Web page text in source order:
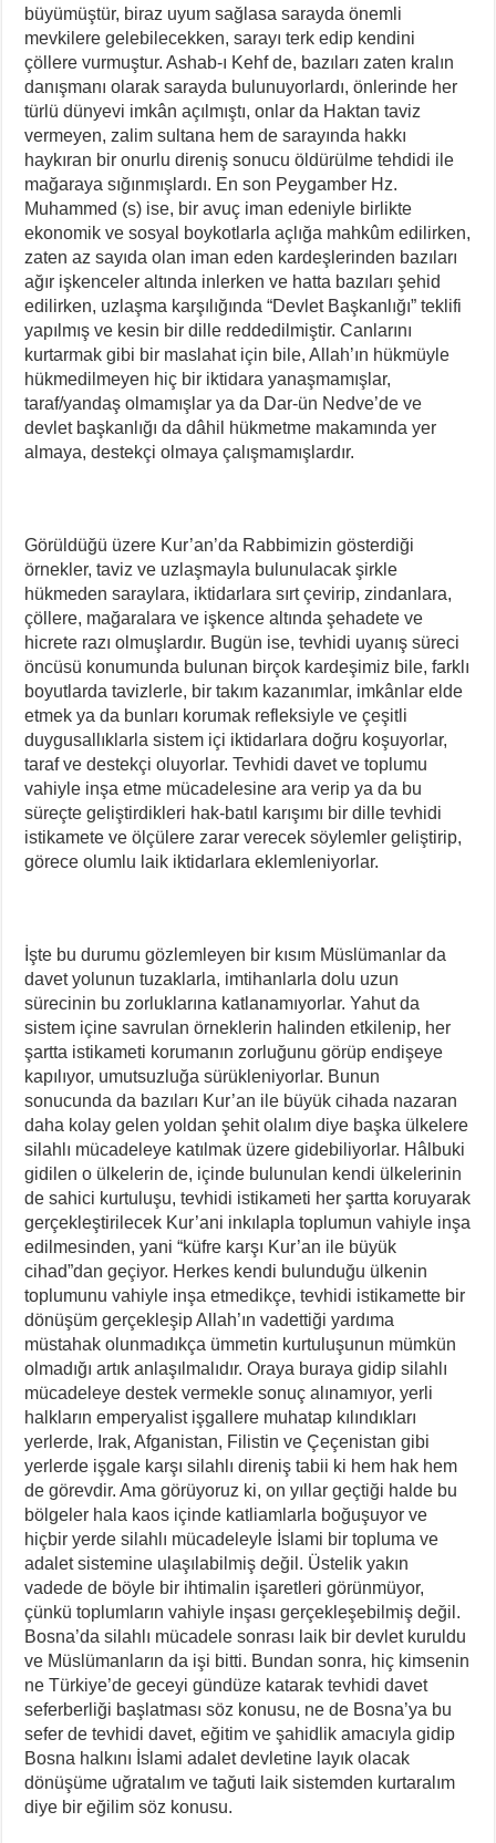
büyümüştür, biraz uyum sağlasa sarayda önemli
mevkilere gelebilecekken, sarayı terk edip kendini
çöllere vurmuştur. Ashab-ı Kehf de, bazıları zaten kralın
danışmanı olarak sarayda bulunuyorlardı, önlerinde her
türlü dünyevi imkân açılmıştı, onlar da Haktan taviz
vermeyen, zalim sultana hem de sarayında hakkı
haykıran bir onurlu direniş sonucu öldürülme tehdidi ile
mağaraya sığınmışlardı. En son Peygamber Hz.
Muhammed (s) ise, bir avuç iman edeniyle birlikte
ekonomik ve sosyal boykotlarla açlığa mahkûm edilirken,
zaten az sayıda olan iman eden kardeşlerinden bazıları
ağır işkenceler altında inlerken ve hatta bazıları şehid
edilirken, uzlaşma karşılığında “Devlet Başkanlığı” teklifi
yapılmış ve kesin bir dille reddedilmiştir. Canlarını
kurtarmak gibi bir maslahat için bile, Allah’ın hükmüyle
hükmedilmeyen hiç bir iktidara yanaşmamışlar,
taraf/yandaş olmamışlar ya da Dar-ün Nedve’de ve
devlet başkanlığı da dâhil hükmetme makamında yer
almaya, destekçi olmaya çalışmamışlardır.
Görüldüğü üzere Kur’an’da Rabbimizin gösterdiği
örnekler, taviz ve uzlaşmayla bulunulacak şirkle
hükmeden saraylara, iktidarlara sırt çevirip, zindanlara,
çöllere, mağaralara ve işkence altında şehadete ve
hicrete razı olmuşlardır. Bugün ise, tevhidi uyanış süreci
öncüsü konumunda bulunan birçok kardeşimiz bile, farklı
boyutlarda tavizlerle, bir takım kazanımlar, imkânlar elde
etmek ya da bunları korumak refleksiyle ve çeşitli
duygusallıklarla sistem içi iktidarlara doğru koşuyorlar,
taraf ve destekçi oluyorlar. Tevhidi davet ve toplumu
vahiyle inşa etme mücadelesine ara verip ya da bu
süreçte geliştirdikleri hak-batıl karışımı bir dille tevhidi
istikamete ve ölçülere zarar verecek söylemler geliştirip,
görece olumlu laik iktidarlara eklemleniyorlar.
İşte bu durumu gözlemleyen bir kısım Müslümanlar da
davet yolunun tuzaklarla, imtihanlarla dolu uzun
sürecinin bu zorluklarına katlanamıyorlar. Yahut da
sistem içine savrulan örneklerin halinden etkilenip, her
şartta istikameti korumanın zorluğunu görüp endişeye
kapılıyor, umutsuzluğa sürükleniyorlar. Bunun
sonucunda da bazıları Kur’an ile büyük cihada nazaran
daha kolay gelen yoldan şehit olalım diye başka ülkelere
silahlı mücadeleye katılmak üzere gidebiliyorlar. Hâlbuki
gidilen o ülkelerin de, içinde bulunulan kendi ülkelerinin
de sahici kurtuluşu, tevhidi istikameti her şartta koruyarak
gerçekleştirilecek Kur’ani inkılapla toplumun vahiyle inşa
edilmesinden, yani “küfre karşı Kur’an ile büyük
cihad”dan geçiyor. Herkes kendi bulunduğu ülkenin
toplumunu vahiyle inşa etmedikçe, tevhidi istikamette bir
dönüşüm gerçekleşip Allah’ın vadettiği yardıma
müstahak olunmadıkça ümmetin kurtuluşunun mümkün
olmadığı artık anlaşılmalıdır. Oraya buraya gidip silahlı
mücadeleye destek vermekle sonuç alınamıyor, yerli
halkların emperyalist işgallere muhatap kılındıkları
yerlerde, Irak, Afganistan, Filistin ve Çeçenistan gibi
yerlerde işgale karşı silahlı direniş tabii ki hem hak hem
de görevdir. Ama görüyoruz ki, on yıllar geçtiği halde bu
bölgeler hala kaos içinde katliamlarla boğuşuyor ve
hiçbir yerde silahlı mücadeleyle İslami bir topluma ve
adalet sistemine ulaşılabilmiş değil. Üstelik yakın
vadede de böyle bir ihtimalin işaretleri görünmüyor,
çünkü toplumların vahiyle inşası gerçekleşebilmiş değil.
Bosna’da silahlı mücadele sonrası laik bir devlet kuruldu
ve Müslümanların da işi bitti. Bundan sonra, hiç kimsenin
ne Türkiye’de geceyi gündüze katarak tevhidi davet
seferberliği başlatması söz konusu, ne de Bosna’ya bu
sefer de tevhidi davet, eğitim ve şahidlik amacıyla gidip
Bosna halkını İslami adalet devletine layık olacak
dönüşüme uğratalım ve tağuti laik sistemden kurtaralım
diye bir eğilim söz konusu.